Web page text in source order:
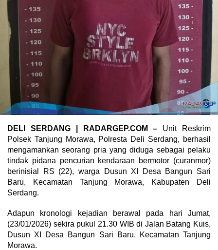
DELI SERDANG | RADARGEP.COM – Unit Reskrim
Polsek Tanjung Morawa, Polresta Deli Serdang, berhasil
mengamankan seorang pria yang diduga sebagai pelaku
tindak pidana pencurian kendaraan bermotor (curanmor)
berinisial RS (22), warga Dusun XI Desa Bangun Sari
Baru, Kecamatan Tanjung Morawa, Kabupaten Deli
Serdang.
Adapun kronologi kejadian berawal pada hari Jumat,
(23/01/2026) sekira pukul 21.30 WIB di Jalan Batang Kuis,
Dusun XI Desa Bangun Sari Baru, Kecamatan Tanjung
Morawa.